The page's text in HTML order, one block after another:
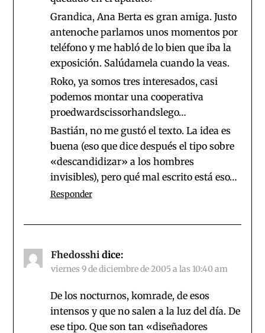
Grandica, Ana Berta es gran amiga. Justo
antenoche parlamos unos momentos por
teléfono y me habló de lo bien que iba la
exposición. Salúdamela cuando la veas.
Roko, ya somos tres interesados, casi
podemos montar una cooperativa
proedwardscissorhandslego…
Bastián, no me gustó el texto. La idea es
buena (eso que dice después el tipo sobre
«descandidizar» a los hombres
invisibles), pero qué mal escrito está eso…
Responder
Fhedosshi dice:
viernes 9 de diciembre de 2005 a las 10:40 am
De los nocturnos, komrade, de esos
intensos y que no salen a la luz del día. De
ese tipo. Que son tan «diseñadores